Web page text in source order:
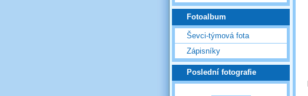
Fotoalbum
Ševci-týmová fota
Zápisníky
Poslední fotografie